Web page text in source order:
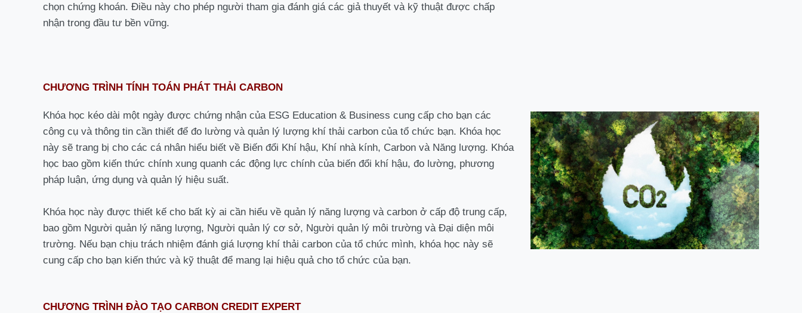
chọn chứng khoán. Điều này cho phép người tham gia đánh giá các giả thuyết và kỹ thuật được chấp
nhận trong đầu tư bền vững.
CHƯƠNG TRÌNH TÍNH TOÁN PHÁT THẢI CARBON
Khóa học kéo dài một ngày được chứng nhận của ESG Education & Business cung cấp cho bạn các
công cụ và thông tin cần thiết để đo lường và quản lý lượng khí thải carbon của tổ chức bạn. Khóa học
này sẽ trang bị cho các cá nhân hiểu biết về Biến đổi Khí hậu, Khí nhà kính, Carbon và Năng lượng. Khóa
học bao gồm kiến thức chính xung quanh các động lực chính của biến đổi khí hậu, đo lường, phương
pháp luận, ứng dụng và quản lý hiệu suất.
Khóa học này được thiết kế cho bất kỳ ai cần hiểu về quản lý năng lượng và carbon ở cấp độ trung cấp,
bao gồm Người quản lý năng lượng, Người quản lý cơ sở, Người quản lý môi trường và Đại diện môi
trường. Nếu bạn chịu trách nhiệm đánh giá lượng khí thải carbon của tổ chức mình, khóa học này sẽ
cung cấp cho bạn kiến thức và kỹ thuật để mang lại hiệu quả cho tổ chức của bạn.
CHƯƠNG TRÌNH ĐÀO TẠO CARBON CREDIT EXPERT